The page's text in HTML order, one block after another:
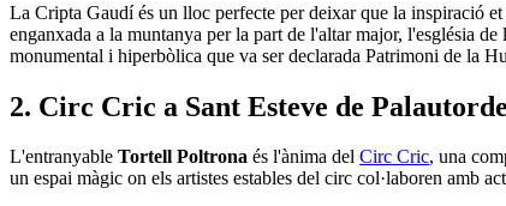
La Cripta Gaudí és un lloc perfecte per deixar que la inspiració
enganxada a la muntanya per la part de l'altar major, l'església
monumental i hiperbòlica que va ser declarada Patrimoni de la
2. Circ Cric a Sant Esteve de
L'entranyable Tortell Poltrona és l'ànima del Circ Cric, una
un espai màgic on els artistes estables del circ col·laboren amb